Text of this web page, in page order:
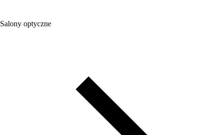
Salony optyczne